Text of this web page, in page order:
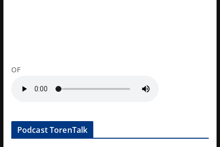
OF
Podcast TorenTalk